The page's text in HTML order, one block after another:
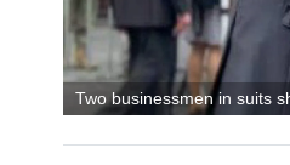
Two businessmen in suits